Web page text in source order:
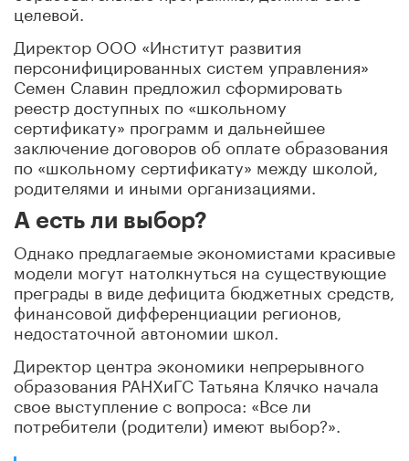
целевой.
Директор ООО «Институт развития
персонифицированных систем управления»
Семен Славин предложил сформировать
реестр доступных по «школьному
сертификату» программ и дальнейшее
заключение договоров об оплате образования
по «школьному сертификату» между школой,
родителями и иными организациями.
А есть ли выбор?
Однако предлагаемые экономистами красивые
модели могут натолкнуться на существующие
преграды в виде дефицита бюджетных средств,
финансовой дифференциации регионов,
недостаточной автономии школ.
Директор центра экономики непрерывного
образования РАНХиГС Татьяна Клячко начала
свое выступление с вопроса: «Все ли
потребители (родители) имеют выбор?».